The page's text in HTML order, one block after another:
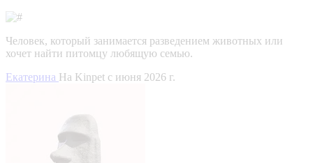
Человек, который занимается разведением животных или
хочет найти питомцу любящую семью.
Екатерина На Kinpet c июня 2026 г.